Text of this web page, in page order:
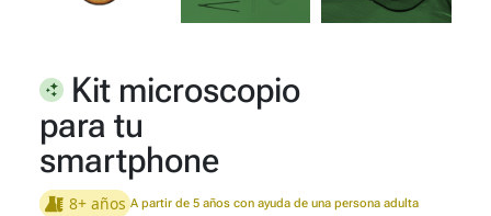
Kit microscopio
para tu
smartphone
8+ años A partir de 5 años con ayuda de una persona adulta